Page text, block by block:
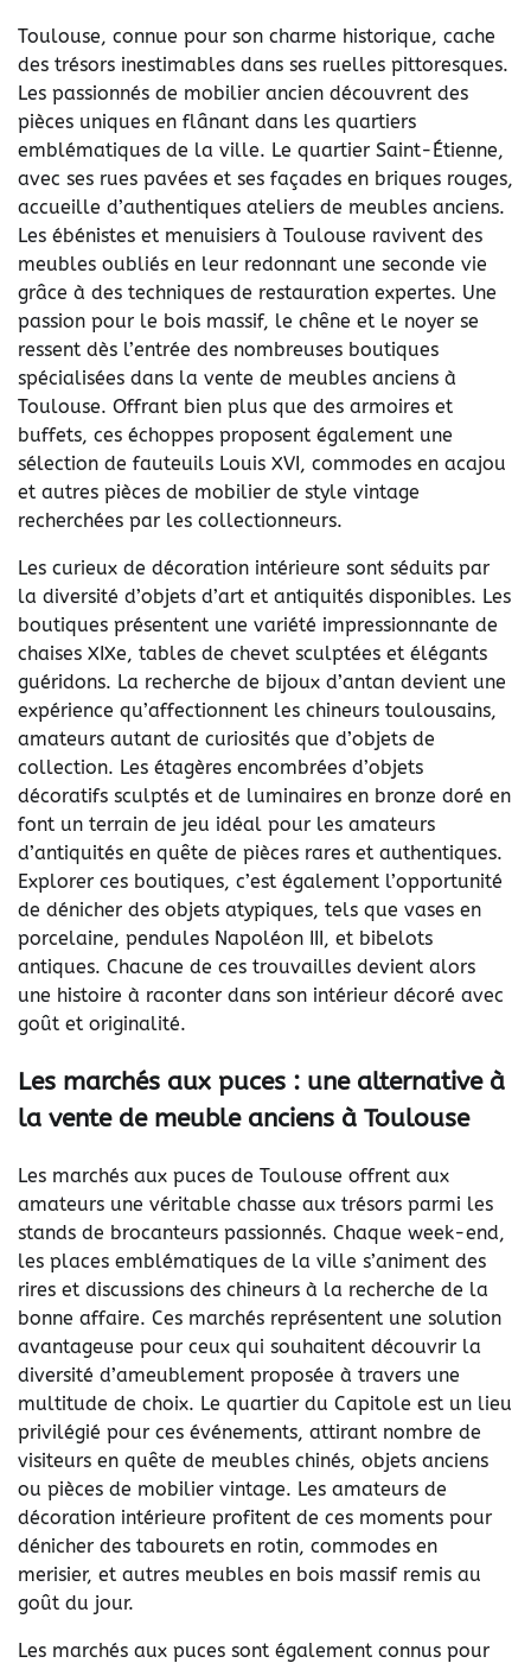
Toulouse, connue pour son charme historique, cache
des trésors inestimables dans ses ruelles pittoresques.
Les passionnés de mobilier ancien découvrent des
pièces uniques en flânant dans les quartiers
emblématiques de la ville. Le quartier Saint-Étienne,
avec ses rues pavées et ses façades en briques rouges,
accueille d’authentiques ateliers de meubles anciens.
Les ébénistes et menuisiers à Toulouse ravivent des
meubles oubliés en leur redonnant une seconde vie
grâce à des techniques de restauration expertes. Une
passion pour le bois massif, le chêne et le noyer se
ressent dès l’entrée des nombreuses boutiques
spécialisées dans la vente de meubles anciens à
Toulouse. Offrant bien plus que des armoires et
buffets, ces échoppes proposent également une
sélection de fauteuils Louis XVI, commodes en acajou
et autres pièces de mobilier de style vintage
recherchées par les collectionneurs.
Les curieux de décoration intérieure sont séduits par
la diversité d’objets d’art et antiquités disponibles. Les
boutiques présentent une variété impressionnante de
chaises XIXe, tables de chevet sculptées et élégants
guéridons. La recherche de bijoux d’antan devient une
expérience qu’affectionnent les chineurs toulousains,
amateurs autant de curiosités que d’objets de
collection. Les étagères encombrées d’objets
décoratifs sculptés et de luminaires en bronze doré en
font un terrain de jeu idéal pour les amateurs
d’antiquités en quête de pièces rares et authentiques.
Explorer ces boutiques, c’est également l’opportunité
de dénicher des objets atypiques, tels que vases en
porcelaine, pendules Napoléon III, et bibelots
antiques. Chacune de ces trouvailles devient alors
une histoire à raconter dans son intérieur décoré avec
goût et originalité.
Les marchés aux puces : une alternative à
la vente de meuble anciens à Toulouse
Les marchés aux puces de Toulouse offrent aux
amateurs une véritable chasse aux trésors parmi les
stands de brocanteurs passionnés. Chaque week-end,
les places emblématiques de la ville s’animent des
rires et discussions des chineurs à la recherche de la
bonne affaire. Ces marchés représentent une solution
avantageuse pour ceux qui souhaitent découvrir la
diversité d’ameublement proposée à travers une
multitude de choix. Le quartier du Capitole est un lieu
privilégié pour ces événements, attirant nombre de
visiteurs en quête de meubles chinés, objets anciens
ou pièces de mobilier vintage. Les amateurs de
décoration intérieure profitent de ces moments pour
dénicher des tabourets en rotin, commodes en
merisier, et autres meubles en bois massif remis au
goût du jour.
Les marchés aux puces sont également connus pour